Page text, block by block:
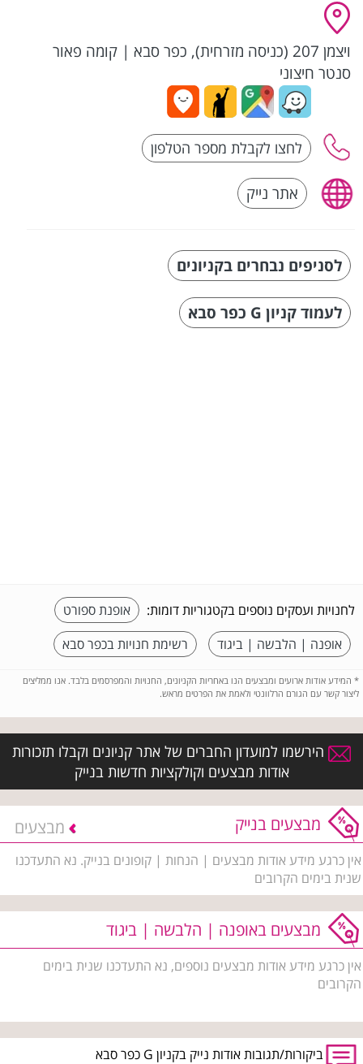
ויצמן 207 (כניסה מזרחית), כפר סבא | קומה פאור
סנטר חיצוני
אתר נייק
לסניפים נבחרים בקניונים
לעמוד קניון G כפר סבא
לחנויות ועסקים נוספים בקטגוריות דומות:
אופנת ספורט
אופנה | הלבשה | ביגוד
רשימת חנויות בכפר סבא
* המידע אודות ארועים ומבצעים הנו באחריות הקניונים, החנויות והמפרסמים בלבד. אנו ממליצים
ליצור קשר עם הגורם הרלוונטי ולאמת את הפרטים מראש.
הירשמו למועדון החברים של אתר קניונים וקבלו תזכורות
אודות מבצעים וקולקציות חדשות בנייק
מבצעים בנייק מבצעים
אין כרגע מידע אודות מבצעים | הנחות | קופונים בנייק. נא התעדכנו
שנית בימים הקרובים
מבצעים באופנה | הלבשה | ביגוד
אין כרגע מידע אודות מבצעים נוספים, נא התעדכנו שנית בימים
הקרובים
ביקורות/תגובות אודות נייק בקניון G כפר סבא